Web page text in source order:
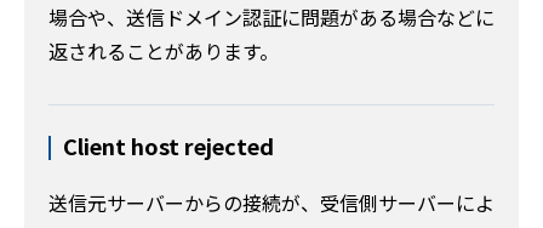
場合や、送信ドメイン認証に問題がある場合などに
返されることがあります。
Client host rejected
送信元サーバーからの接続が、受信側サーバーによ